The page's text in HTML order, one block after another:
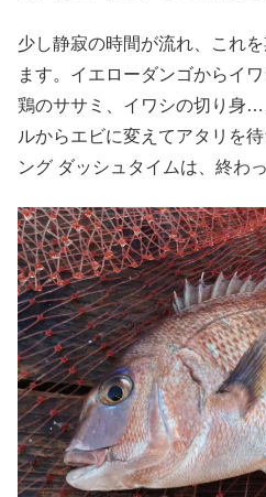
少し静寂の時間が流れ、これ
ます。イエローダンゴからイ
鶏のササミ、イワシの切り身
ルからエビに変えてアタリを
ング ダッシュタイムは、終わ